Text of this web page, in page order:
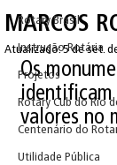
Rotary Brasil
Instrução Rotária
Projetos
Rotary Cub do Rio
Centenário do
Utilidade Pública
MARCOS
Atualizado:5 de set.
Os
identificam
valores no